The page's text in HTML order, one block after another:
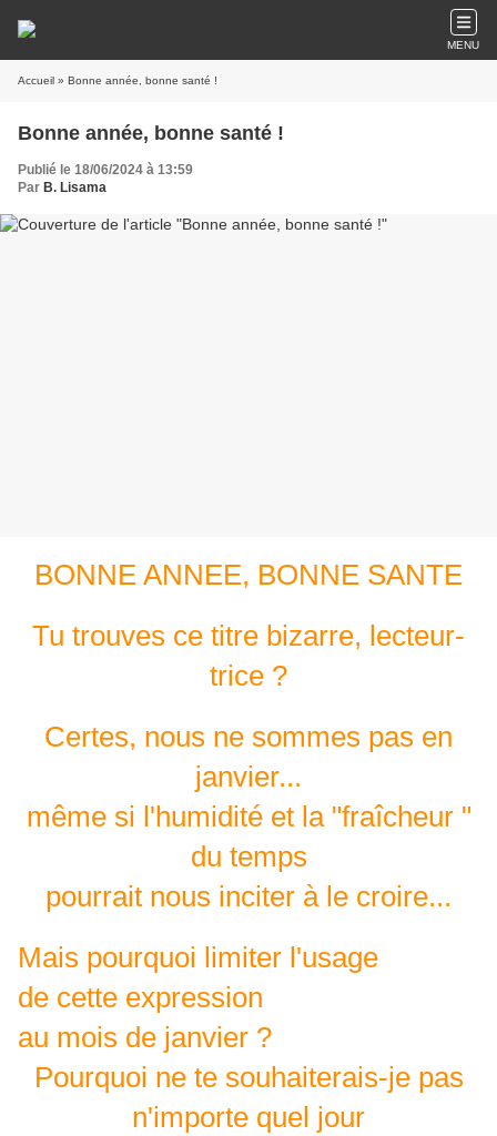
MENU
Accueil » Bonne année, bonne santé !
Bonne année, bonne santé !
Publié le 18/06/2024 à 13:59
Par B. Lisama
BONNE ANNEE, BONNE SANTE
Tu trouves ce titre bizarre, lecteur-
trice ?
Certes, nous ne sommes pas en
janvier...
même si l'humidité et la "fraîcheur "
du temps
pourrait nous inciter à le croire...
Mais pourquoi limiter l'usage
de cette expression
au mois de janvier ?
Pourquoi ne te souhaiterais-je pas
n'importe quel jour